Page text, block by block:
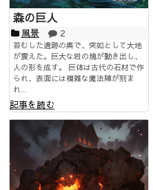
森の巨人
風景 2
苔むした遺跡の奥で、突如として大地
が震えた。巨大な岩の塊が動き出し、
人の形を成す。 巨体は古代の石材で作
られ、表面には複雑な魔法陣が刻ま
れ...
記事を読む